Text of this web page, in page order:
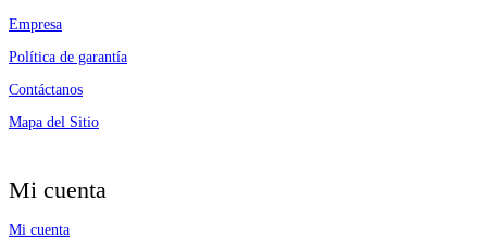
Empresa
Política de garantía
Contáctanos
Mapa del Sitio
Mi cuenta
Mi cuenta